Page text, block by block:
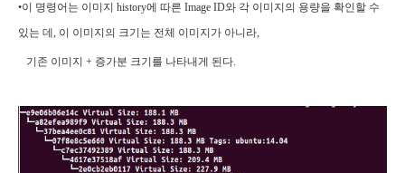
•이 명령어는 이미지 history에 따른 Image ID와 각 이미지의 용량을 확인할 수
있는 데, 이 이미지의 크기는 전체 이미지가 아니라,
기존 이미지 + 증가분 크기를 나타내게 된다.